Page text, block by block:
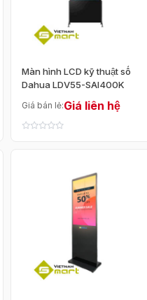
Màn hình LCD kỹ thuật số
Dahua LDV55-SAI400K
Giá bán lẻ:Giá liên hệ